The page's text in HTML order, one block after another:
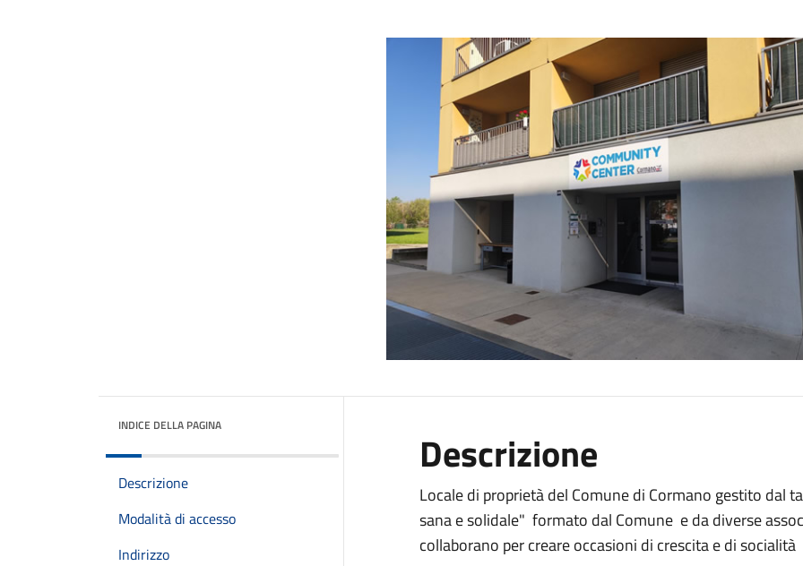
INDICE DELLA PAGINA
Descrizione
Modalità di accesso
Indirizzo
Descrizione
Locale di proprietà del Comune di Cormano gestito dal
sana e solidale" formato dal Comune e da diverse
collaborano per creare occasioni di crescita e di socialità